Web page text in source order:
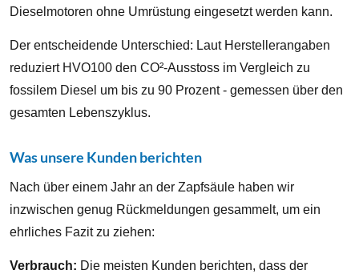
Dieselmotoren ohne Umrüstung eingesetzt werden kann.
Der entscheidende Unterschied: Laut Herstellerangaben
reduziert HVO100 den CO²-Ausstoss im Vergleich zu
fossilem Diesel um bis zu 90 Prozent - gemessen über den
gesamten Lebenszyklus.
Was unsere Kunden berichten
Nach über einem Jahr an der Zapfsäule haben wir
inzwischen genug Rückmeldungen gesammelt, um ein
ehrliches Fazit zu ziehen:
Verbrauch: Die meisten Kunden berichten, dass der